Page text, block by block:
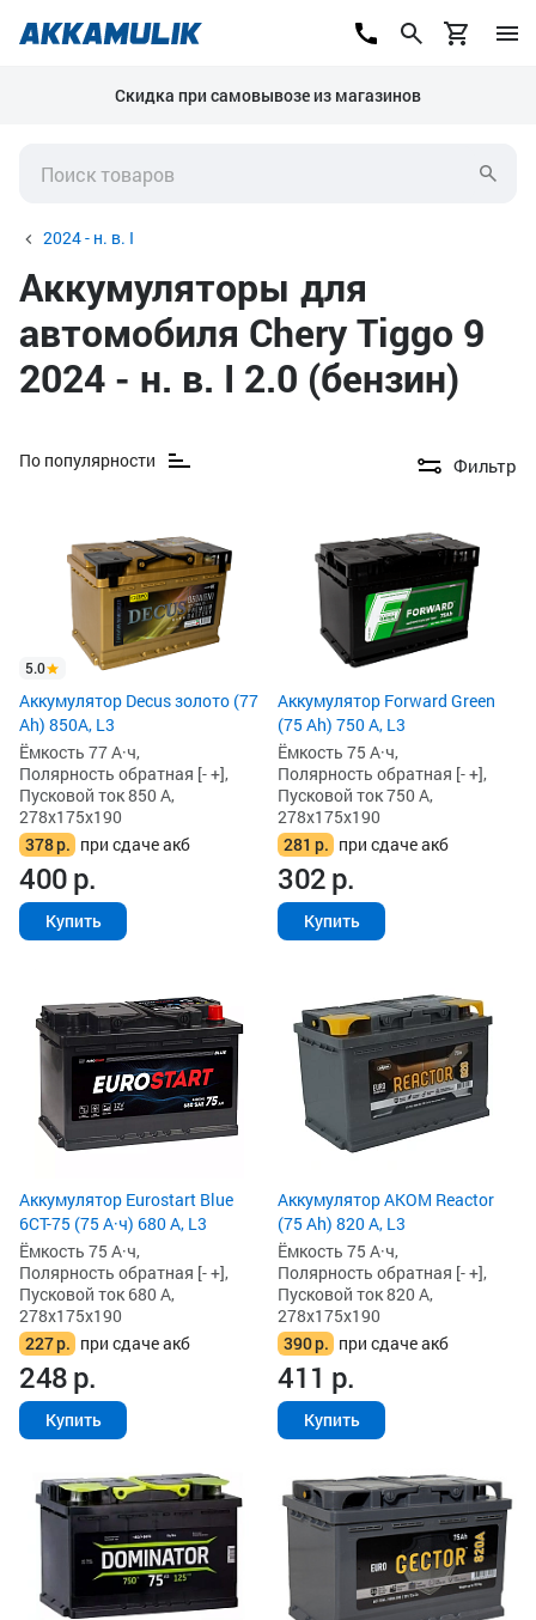
Скидка при самовывозе из магазинов
2024 - н. в. I
Аккумуляторы для
автомобиля Chery Tiggo 9
2024 - н. в. I 2.0 (бензин)
По популярности Фильтр
5.0
Аккумулятор Decus золото (77
Ah) 850А, L3
Ёмкость 77 А·ч,
Полярность обратная [- +],
Пусковой ток 850 А,
278x175x190
378р. при сдаче акб
400р.
Купить
Аккумулятор Forward Green
(75 Ah) 750 А, L3
Ёмкость 75 А·ч,
Полярность обратная [- +],
Пусковой ток 750 А,
278x175x190
281 р. при сдаче акб
302р.
Купить
Аккумулятор Eurostart Blue
6CT-75 (75 А·ч) 680 А, L3
Ёмкость 75 А·ч,
Полярность обратная [- +],
Пусковой ток 680 А,
278x175x190
227р. при сдаче акб
248р.
Купить
Аккумулятор AKOM Reactor
(75 Ah) 820 А, L3
Ёмкость 75 А·ч,
Полярность обратная [- +],
Пусковой ток 820 А,
278x175x190
390р. при сдаче акб
411 р.
Купить